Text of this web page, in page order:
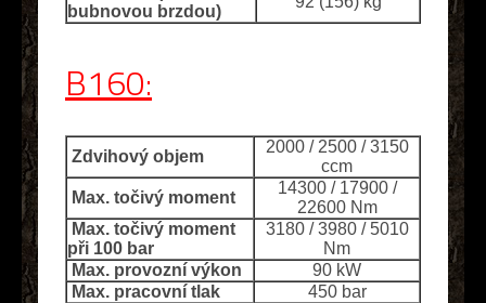
bubnovou brzdou)
B160:
Zdvihový objem
2000 / 2500 / 3150
ccm
Max. točivý moment
14300 / 17900 /
22600 Nm
Max. točivý moment
při 100 bar
3180 / 3980 / 5010
Nm
Max. provozní výkon
90 kW
Max. pracovní tlak
450 bar